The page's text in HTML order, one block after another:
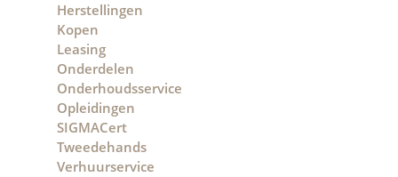
Herstellingen
Kopen
Leasing
Onderdelen
Onderhoudsservice
Opleidingen
SIGMACert
Tweedehands
Verhuurservice